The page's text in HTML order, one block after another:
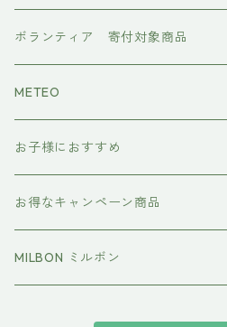
CMCケア
ワンダム
ボランティア 寄付対象商品
METEO
お子様におすすめ
イクエイブ キッズ プリンセス
お得なキャンペーン商品
おすすめセット
MILBON ミルボン